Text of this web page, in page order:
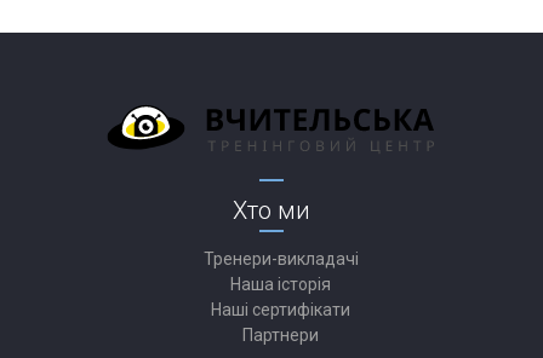
Хто ми
Тренери-викладачі
Наша історія
Наші сертифікати
Партнери